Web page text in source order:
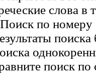
слова
Поиск по номеру
поиск